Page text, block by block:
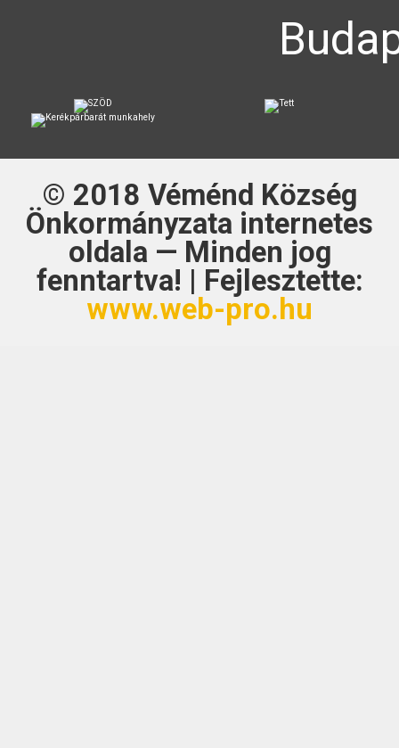
© 2018 Véménd Község
Önkormányzata internetes
oldala — Minden jog
fenntartva! | Fejlesztette:
www.web-pro.hu